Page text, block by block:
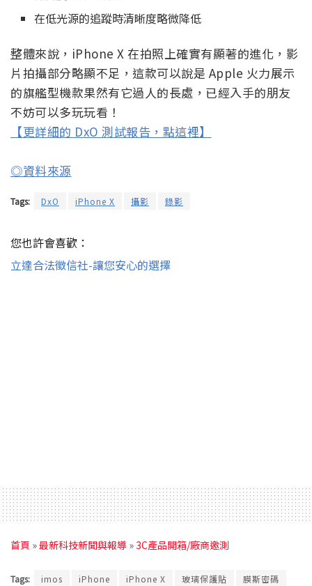
在低光源的追蹤時清晰度略微降低
整體來說，iPhone X 在拍照上確實有顯著的進化，影
片拍攝部分略顯不足，這款可以說是 Apple 火力展示
的旗艦型機款果然有它過人的長處，已經入手的朋友
不妨可以多玩玩看！
【更詳細的 DxO 測試報告，點這裡】
◎資料來源
Tags: DxO iPhone X 攝影 錄影
您也許會喜歡：
立達合法徵信社-讓您安心的選擇
首頁 »最新科技新聞與報導 »3C產品開箱/廠商邀測
Tags: imos iPhone iPhone X 玻璃保護貼 膜斯密碼